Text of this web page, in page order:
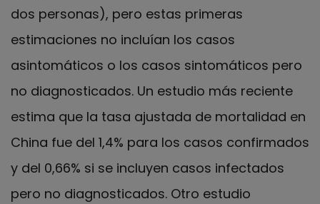
dos personas), pero estas primeras
estimaciones no incluían los casos
asintomáticos o los casos sintomáticos pero
no diagnosticados. Un estudio más reciente
estima que la tasa ajustada de mortalidad en
China fue del 1,4% para los casos confirmados
y del 0,66% si se incluyen casos infectados
pero no diagnosticados. Otro estudio